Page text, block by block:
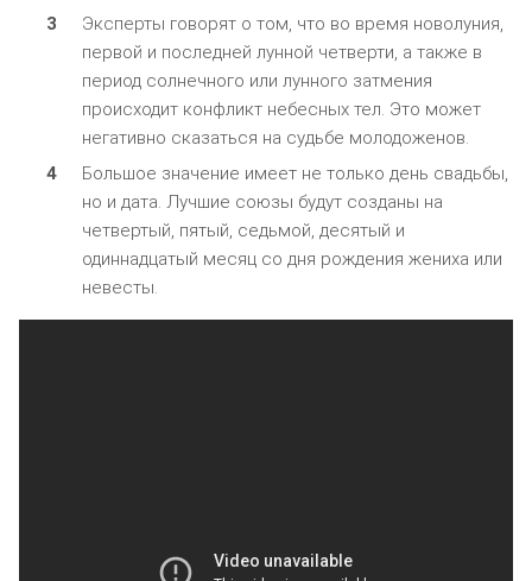
Эксперты говорят о том, что во время новолуния,
первой и последней лунной четверти, а также в
период солнечного или лунного затмения
происходит конфликт небесных тел. Это может
негативно сказаться на судьбе молодоженов.
Большое значение имеет не только день свадьбы,
но и дата. Лучшие союзы будут созданы на
четвертый, пятый, седьмой, десятый и
одиннадцатый месяц со дня рождения жениха или
невесты.